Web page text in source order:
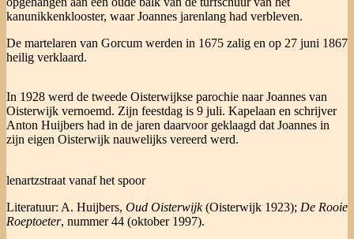
kanunikkenklooster, waar Joannes jarenlang had verbleven.
De martelaren van Gorcum werden in 1675 zalig en op 27 juni 1867
heilig verklaard.
In 1928 werd de tweede Oisterwijkse parochie naar Joannes van
Oisterwijk vernoemd. Zijn feestdag is 9 juli. Kapelaan en schrijver
Anton Huijbers had in de jaren daarvoor geklaagd dat Joannes in
zijn eigen Oisterwijk nauwelijks vereerd werd.
lenartzstraat vanaf het spoor
Literatuur: A. Huijbers, Oud Oisterwijk(Oisterwijk 1923); De Rooie
Roeptoeter, nummer 44 (oktober 1997).